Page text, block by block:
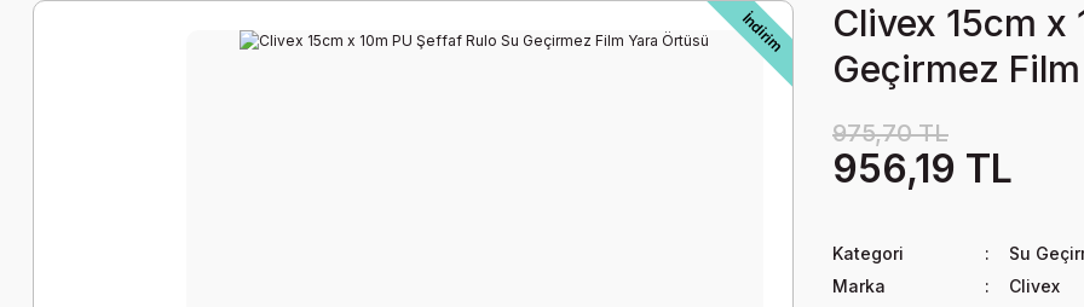
İndirim
Clivex 15cm x
Geçirmez
975,70 TL
956,19 TL
Kategori Su
Marka
Clivex